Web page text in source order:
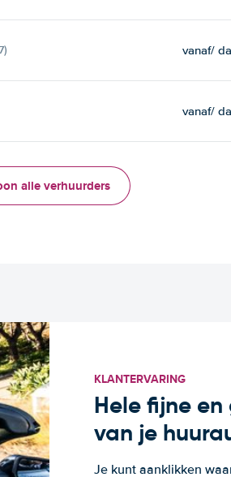
vanaf/
vanaf/
alle verhuurders
KLANTERVARING
Hele fijne
van je
Je kunt aanklikken